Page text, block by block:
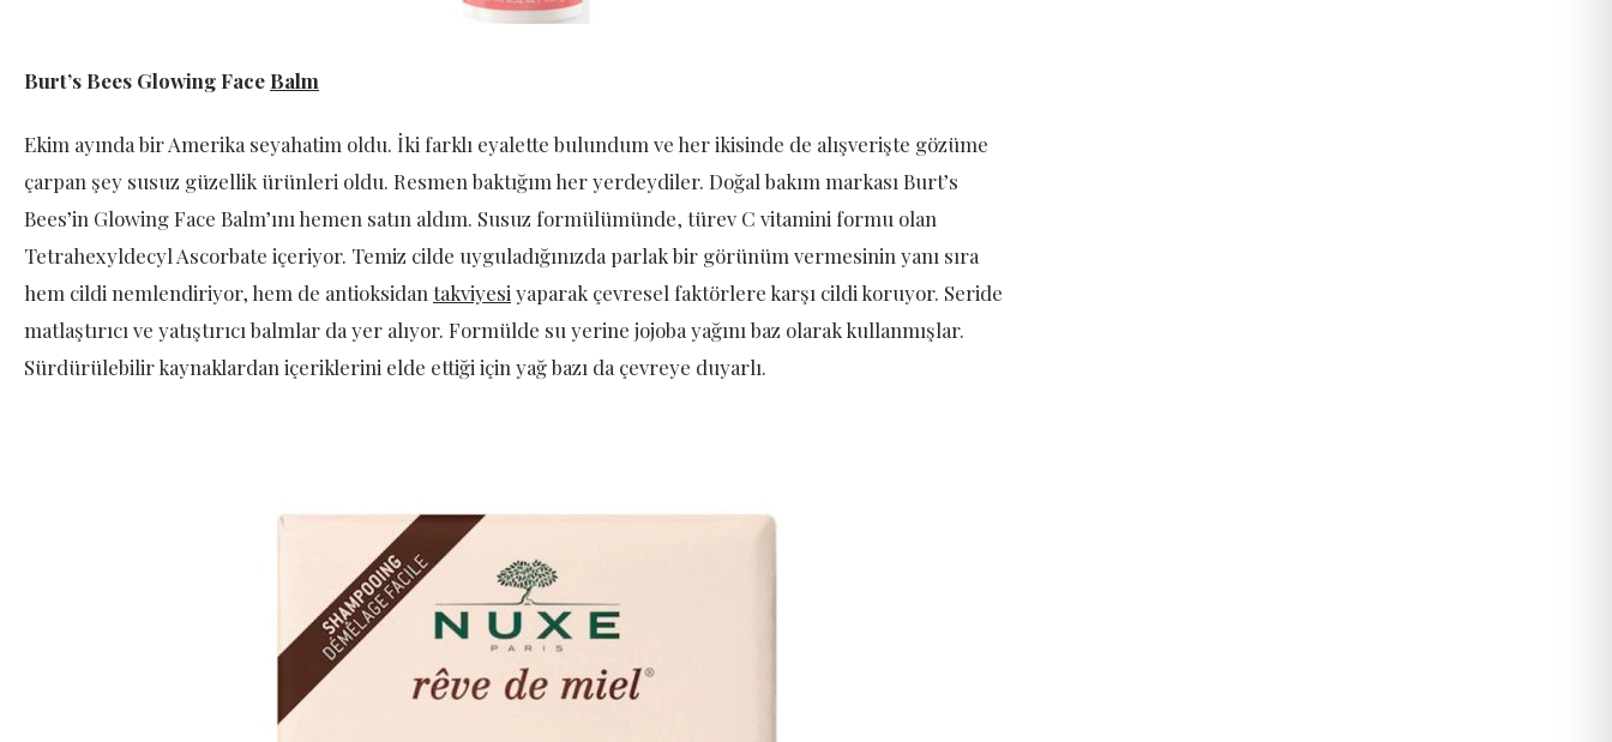
Burt’s Bees Glowing Face Balm
Ekim ayında bir Amerika seyahatim oldu. İki farklı eyalette bulundum ve her ikisinde de alışverişte gözüme
çarpan şey susuz güzellik ürünleri oldu. Resmen baktığım her yerdeydiler. Doğal bakım markası Burt’s
Bees’in Glowing Face Balm’ını hemen satın aldım. Susuz formülümünde, türev C vitamini formu olan
Tetrahexyldecyl Ascorbate içeriyor. Temiz cilde uyguladığınızda parlak bir görünüm vermesinin yanı sıra
hem cildi nemlendiriyor, hem de antioksidan takviyesi yaparak çevresel faktörlere karşı cildi koruyor. Seride
matlaştırıcı ve yatıştırıcı balmlar da yer alıyor. Formülde su yerine jojoba yağını baz olarak kullanmışlar.
Sürdürülebilir kaynaklardan içeriklerini elde ettiği için yağ bazı da çevreye duyarlı.